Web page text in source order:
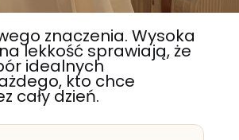
znaczenia. Wysoka
lekkość sprawiają, że
idealnych
kto chce
cały dzień.